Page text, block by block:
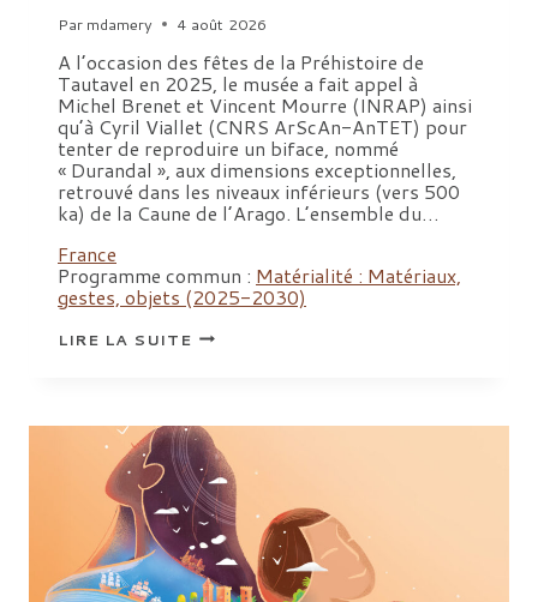
Par mdamery 4 août 2026
A l’occasion des fêtes de la Préhistoire de
Tautavel en 2025, le musée a fait appel à
Michel Brenet et Vincent Mourre (INRAP) ainsi
qu’à Cyril Viallet (CNRS ArScAn-AnTET) pour
tenter de reproduire un biface, nommé
« Durandal », aux dimensions exceptionnelles,
retrouvé dans les niveaux inférieurs (vers 500
ka) de la Caune de l’Arago. L’ensemble du…
France
Programme commun : Matérialité : Matériaux,
gestes, objets (2025-2030)
LIRE LA SUITEREPRODUIRE
ET
DE
LA
CAUNE
DE
L’ARAGO
À
L’ORIGINE
D’UNE
EXPÉRIMENTATION
EN